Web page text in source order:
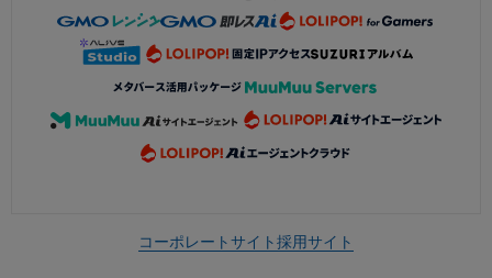
コーポレートサイト採用サイト